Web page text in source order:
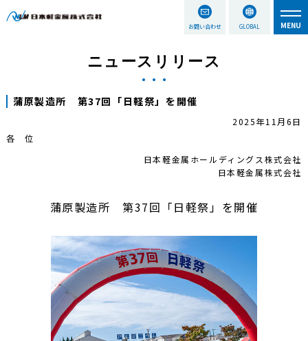
お問い合わせ GLOBAL
ニュースリリース
蒲原製造所 第37回「日軽祭」を開催
2025年11月6日
各 位
日本軽金属ホールディングス株式会社
日本軽金属株式会社
蒲原製造所 第37回「日軽祭」を開催